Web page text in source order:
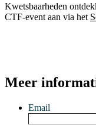
Kwetsbaarheden
CTF-event aan via het
Meer
Email